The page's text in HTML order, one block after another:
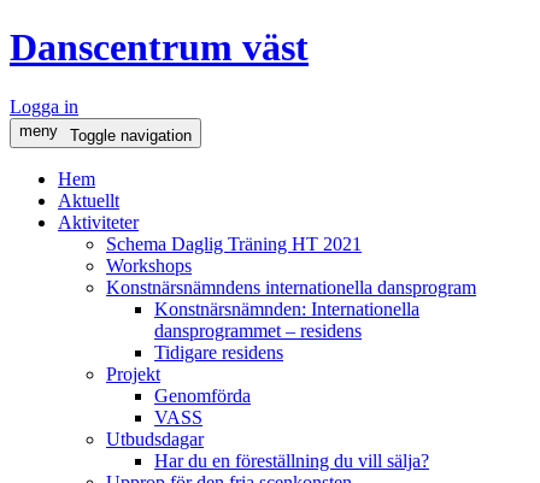
Danscentrum väst
Logga in
meny Toggle navigation
Hem
Aktuellt
Aktiviteter
Schema Daglig Träning HT 2021
Workshops
Konstnärsnämndens internationella dansprogram
Konstnärsnämnden: Internationella
dansprogrammet – residens
Tidigare residens
Projekt
Genomförda
VASS
Utbudsdagar
Har du en föreställning du vill sälja?